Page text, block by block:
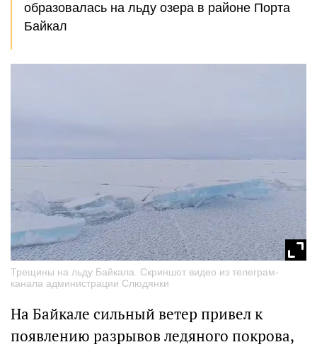
образовалась на льду озера в районе Порта
Байкал
Трещины на льду Байкала. Скриншот видео из телеграм-
канала администрации Слюдянки
На Байкале сильный ветер привел к
появлению разрывов ледяного покрова,